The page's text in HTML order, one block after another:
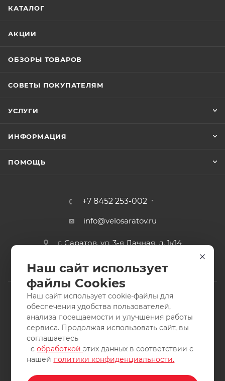
КАТАЛОГ
АКЦИИ
ОБЗОРЫ ТОВАРОВ
СОВЕТЫ ПОКУПАТЕЛЯМ
УСЛУГИ
ИНФОРМАЦИЯ
ПОМОЩЬ
+7 8452 253-002
info@velosaratov.ru
г. Саратов, ул. 3-я Дачная, д. 1к14
2011-2026 © интернет-магазин спортивных товаров
ВелоСаратов. Не является публичной офертой. Все права
защищены. Заимствование материалов и фотографий
запрещено.
Наш сайт использует
файлы Cookies
Наш сайт использует cookie-файлы для
обеспечения удобства пользователей,
анализа посещаемости и улучшения работы
сервиса. Продолжая использовать сайт, вы
соглашаетесь
собработкойэтих данных в соответствии с
нашей политики конфиденциальности.